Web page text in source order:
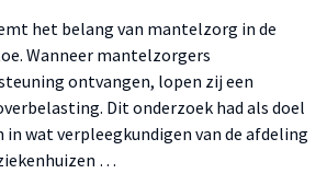
het belang van mantelzorg in de
Wanneer mantelzorgers
ontvangen, lopen zij een
Dit onderzoek had als doel
wat verpleegkundigen van de afdeling
…